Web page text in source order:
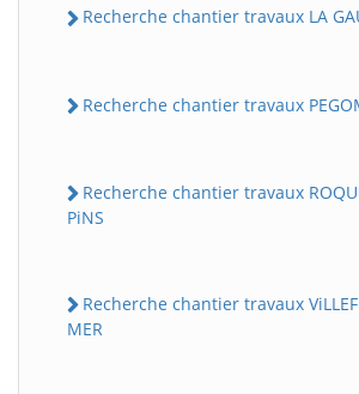
Recherche chantier travaux LA
Recherche chantier travaux
Recherche chantier travaux
PiNS
Recherche chantier travaux
MER